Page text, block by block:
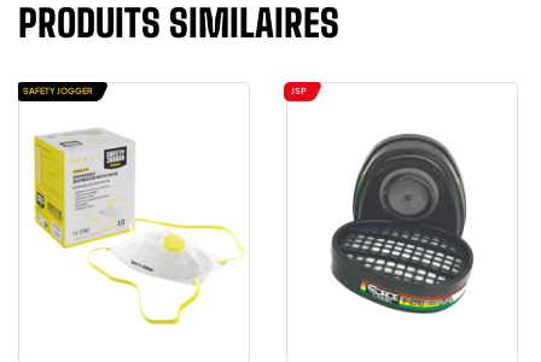
PRODUITS SIMILAIRES
SAFETY JOGGER JSP